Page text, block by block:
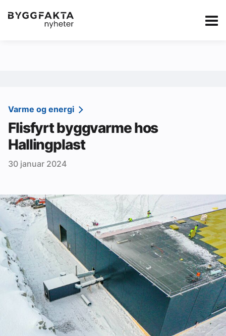
Kategorier Jobbmarkedet Annonsere i
Redaksjonen
Om Byggfakta
Annonsere
Abonnere
Tips oss
Ledige stillinger
eBlad
Aktivitetskalender
Bransjekommentar
Varme og energi
Flisfyrt byggvarme hos
Hallingplast
30 januar 2024